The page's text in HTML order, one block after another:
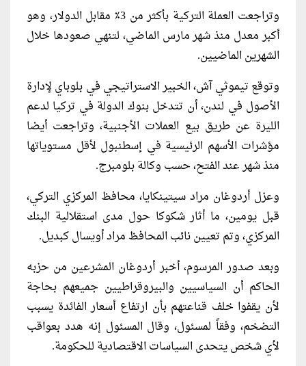
وتراجعت العملة التركية بأكثر من 3٪ مقابل الدولار، وهو
أكبر معدل منذ شهر مارس الماضي، لتنهي صعودها خلال
الشهرين الماضيين.
وتوقع تيموثي آش، الخبير الاستراتيجي في بلوباي لإدارة
الأصول في لندن، أن تتدخل بنوك الدولة في تركيا لدعم
الليرة عن طريق بيع العملات الأجنبية، وتراجعت أيضا
مؤشرات الأسهم الرئيسية في إسطنبول لأقل مستوياتها
منذ شهر عند الفتح، حسب وكالة بلومبرج.
وعزل أردوغان مراد سيتينكايا، محافظ المركزي التركي،
قبل يومين، ما أثار شكوكا حول مدى استقلالية البنك
المركزي، وتم تعيين نائب المحافظ مراد أويسال كبديل.
وبعد صدور المرسوم، أخبر أردوغان المشرعين من حزبه
الحاكم أن السياسيين والبيروقراطيين جميعهم بحاجة
لأن يقفوا خلف قناعتهم بأن ارتفاع أسعار الفائدة يسبب
التضخم، وفقاً لمسئول، وقال المسئول إنه هدد بعواقب
لأي شخص يتحدى السياسات الاقتصادية للحكومة.